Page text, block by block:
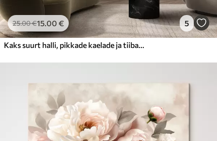
25.00€15.00 € 5
Kaks suurt halli, pikkade kaelade ja tiibadega kraanat, mis seisavad puudest ümbritsetud udujärves